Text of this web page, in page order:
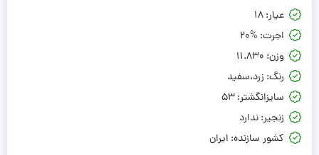
عیار:18
اجرت: 20%
وزن: 11.830
رنگ: زرد،سفید
سایزانگشتر:53
زنجیر:ندارد
کشور سازنده: ایران